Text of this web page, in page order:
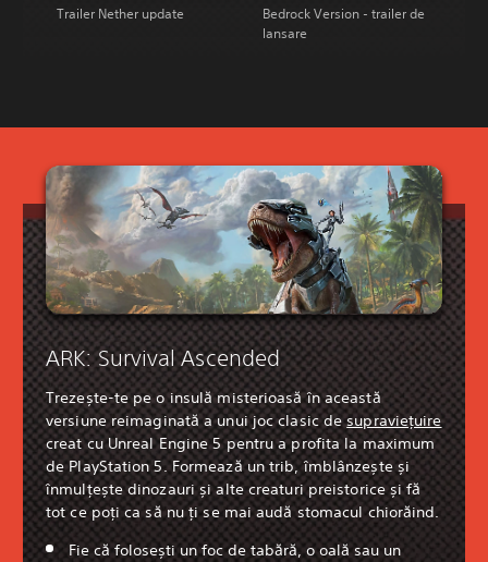
Trailer Nether update
Bedrock Version - trailer de
lansare
ARK: Survival Ascended
Trezește-te pe o insulă misterioasă în această
versiune reimaginată a unui joc clasic desupraviețuire
creat cu Unreal Engine 5 pentru a profita la maximum
de PlayStation 5. Formează un trib, îmblânzește și
înmulțește dinozauri și alte creaturi preistorice și fă
tot ce poți ca să nu ți se mai audă stomacul chiorăind.
Fie că folosești un foc de tabără, o oală sau un